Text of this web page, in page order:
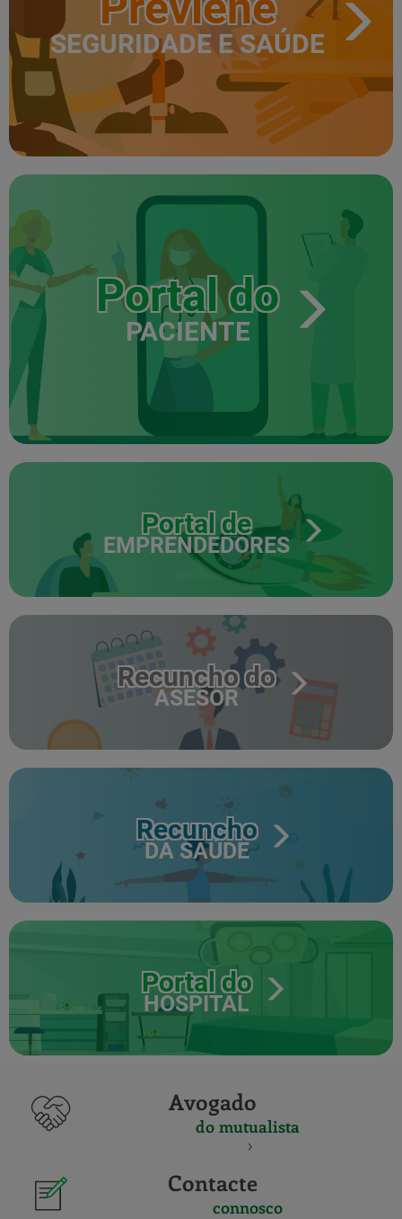
SEGURIDADE E SAÚDE
Portal do
PACIENTE
Portal de
EMPRENDEDORES
Recuncho do
ASESOR
Recuncho
DA SAÚDE
Portal do
HOSPITAL
Avogado
do mutualista
Contacte
connosco